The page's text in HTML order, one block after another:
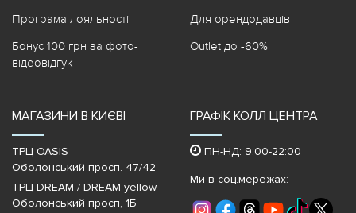
Програма лояльності
Бонус 100 грн за фото-
відеовідгук
Для орендодавців
Outlet до -60%
МАГАЗИНИ В КИЄВІ
ТРЦ OASIS
Оболонський просп. 47/42
ТРЦ DREAM / DREAM yellow
Оболонський просп, 1Б
ГРАФІК КОЛЛ ЦЕНТРА
ПН-НД: 9:00-22:00
Ми в соц.мережах: